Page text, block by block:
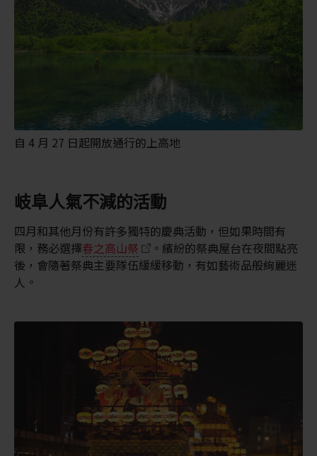
自 4 月 27 日起開放通行的上高地
岐阜人氣不減的活動
四月和其他月份有許多獨特的慶典活動，但如果時間有
限，務必選擇春之高山祭
。繽紛的祭典屋台在夜間點亮
後，會隨著祭典主要隊伍緩緩移動，有如藝術品般絢麗迷
人。